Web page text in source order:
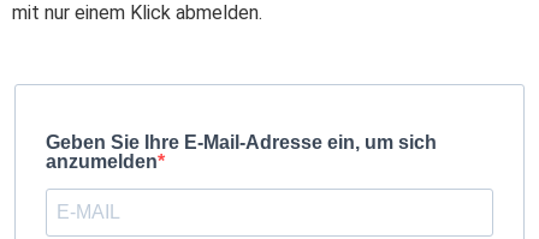
mit nur einem Klick abmelden.
Geben Sie Ihre E-Mail-Adresse ein, um sich
anzumelden